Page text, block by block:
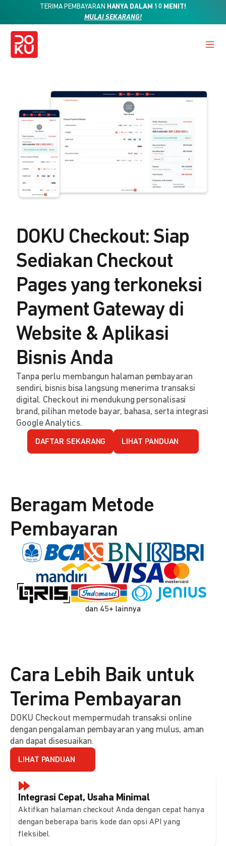
TERIMA PEMBAYARAN HANYA DALAM 10 MENIT!
MULAI SEKARANG!
DOKU Checkout: Siap
Sediakan Checkout
Pages yang terkoneksi
Payment Gateway di
Website & Aplikasi
Bisnis Anda
Tanpa perlu membangun halaman pembayaran
sendiri, bisnis bisa langsung menerima transaksi
digital. Checkout ini mendukung personalisasi
brand, pilihan metode bayar, bahasa, serta integrasi
Google Analytics.
DAFTAR SEKARANG LIHAT PANDUAN
Beragam Metode
Pembayaran
dan 45+ lainnya
Integrasi Cepat, Usaha Minimal
Aktifkan halaman checkout Anda dengan cepat hanya
dengan beberapa baris kode dan opsi API yang
fleksibel.
Cara Lebih Baik untuk
Terima Pembayaran
DOKU Checkout mempermudah transaksi online
dengan pengalaman pembayaran yang mulus, aman
dan dapat disesuaikan.
LIHAT PANDUAN